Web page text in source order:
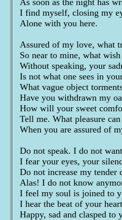
I find myself, closing my
Alone with you here.
Assured of my love, what
So near to mine, what
Without speaking, your
Is not what one sees in
What vague object
Have you withdrawn my
How will your sweet
Tell me. What pleasure
When you are assured of
Do not speak. I do not
I fear your eyes, your
Do not increase my tender
Alas! I do not know
I feel my soul is joined to
I hear the beat of your
Happy, sad and clasped to